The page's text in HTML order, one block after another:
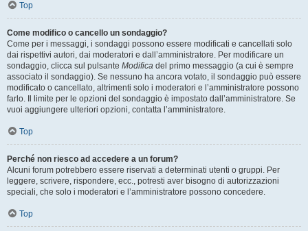
Top
Come modifico o cancello un sondaggio?
Come per i messaggi, i sondaggi possono essere modificati e cancellati solo
dai rispettivi autori, dai moderatori e dall’amministratore. Per modificare un
sondaggio, clicca sul pulsante Modifica del primo messaggio (a cui è sempre
associato il sondaggio). Se nessuno ha ancora votato, il sondaggio può essere
modificato o cancellato, altrimenti solo i moderatori e l’amministratore possono
farlo. Il limite per le opzioni del sondaggio è impostato dall’amministratore. Se
vuoi aggiungere ulteriori opzioni, contatta l’amministratore.
Top
Perché non riesco ad accedere a un forum?
Alcuni forum potrebbero essere riservati a determinati utenti o gruppi. Per
leggere, scrivere, rispondere, ecc., potresti aver bisogno di autorizzazioni
speciali, che solo i moderatori e l’amministratore possono concedere.
Top